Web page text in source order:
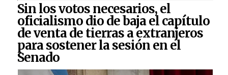
Sin los votos necesarios, el
oficialismo dio de baja el capítulo
de venta de tierras a extranjeros
para sostener la sesión en el
Senado